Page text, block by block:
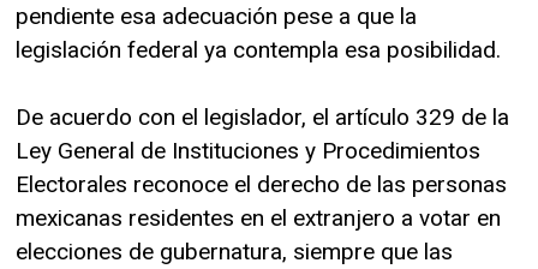
pendiente esa adecuación pese a que la
legislación federal ya contempla esa posibilidad.
De acuerdo con el legislador, el artículo 329 de la
Ley General de Instituciones y Procedimientos
Electorales reconoce el derecho de las personas
mexicanas residentes en el extranjero a votar en
elecciones de gubernatura, siempre que las